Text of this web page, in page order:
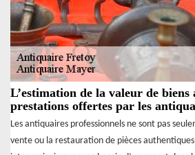
L’estimation de la valeur de biens
prestations offertes par les
Les antiquaires professionnels ne sont pas
vente ou la restauration de pièces